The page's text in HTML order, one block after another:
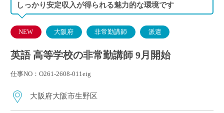
しっかり安定収入が得られる魅力的な環境です
NEW 大阪府 非常勤講師 派遣
英語 高等学校の非常勤講師 9月開始
仕事NO：O261-2608-011eig
大阪府大阪市生野区